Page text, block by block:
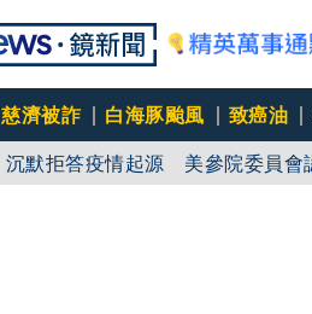
慈濟被詐 白海豚颱風 致癌油
沉默拒答疫情起源 美參院委員會
律師開價200萬被嫌